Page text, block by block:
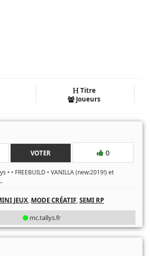
Titre
Joueurs
VOTER 0
• • FREEBUILD • VANILLA (new:2019!) et
JEUX, MODE CRÉATIF,SEMI RP
mc.tallys.fr